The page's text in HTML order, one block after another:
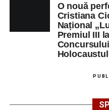
O nouă
Cristiana
Național
Premiul III